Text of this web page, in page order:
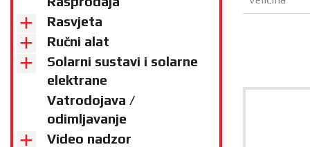
Rasvjeta
Ručni alat
Solarni sustavi i solarne
elektrane
Vatrodojava /
odimljavanje
Video nadzor